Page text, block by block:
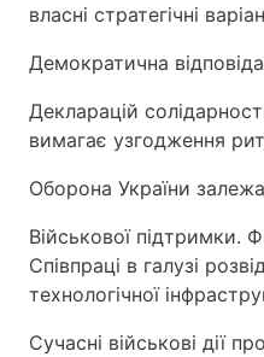
власні стратегічні
Демократична
Декларацій
вимагає узгодження
Оборона України
Військової підтримки.
Співпраці в галузі
технологічної
Сучасні військові дії